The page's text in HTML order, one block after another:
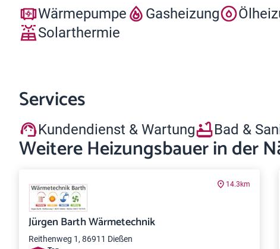
Wärmepumpe Gasheizung
Solarthermie
Services
Kundendienst & Wartung Bad &
Weitere Heizungsbauer in der
14.3km
Jürgen Barth Wärmetechnik
Reithenweg 1, 86911 Dießen